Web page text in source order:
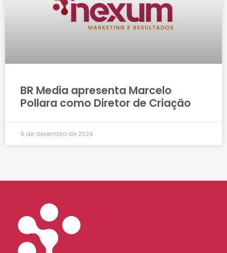
BR Media apresenta Marcelo
Pollara como Diretor de Criação
9 de dezembro de 2024